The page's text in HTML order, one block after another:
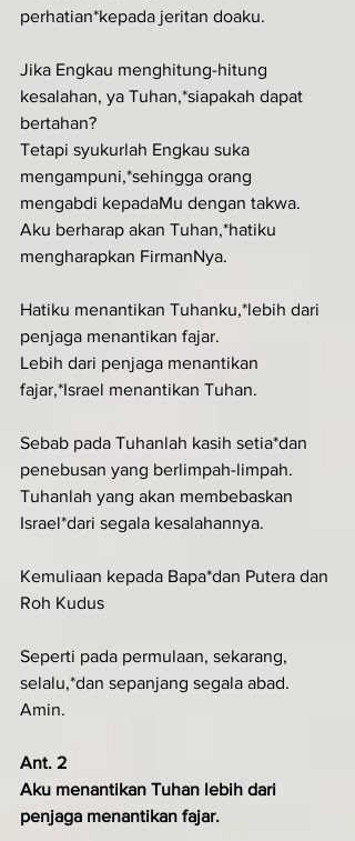
perhatian*kepada jeritan doaku.
Jika Engkau menghitung-hitung
kesalahan, ya Tuhan,*siapakah dapat
bertahan?
Tetapi syukurlah Engkau suka
mengampuni,*sehingga orang
mengabdi kepadaMu dengan takwa.
Aku berharap akan Tuhan,*hatiku
mengharapkan FirmanNya.
Hatiku menantikan Tuhanku,*lebih dari
penjaga menantikan fajar.
Lebih dari penjaga menantikan
fajar,*Israel menantikan Tuhan.
Sebab pada Tuhanlah kasih setia*dan
penebusan yang berlimpah-limpah.
Tuhanlah yang akan membebaskan
Israel*dari segala kesalahannya.
Kemuliaan kepada Bapa*dan Putera dan
Roh Kudus
Seperti pada permulaan, sekarang,
selalu,*dan sepanjang segala abad.
Amin.
Ant. 2
Aku menantikan Tuhan lebih dari
penjaga menantikan fajar.